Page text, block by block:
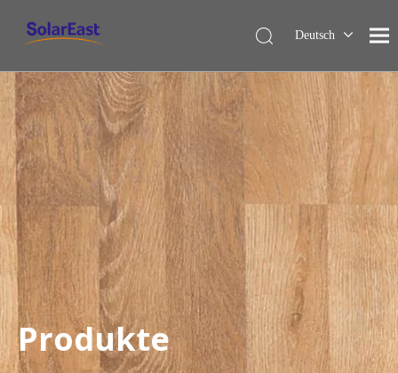
Deutsch
Français
Español
Italiano
Nederlands
Produkte